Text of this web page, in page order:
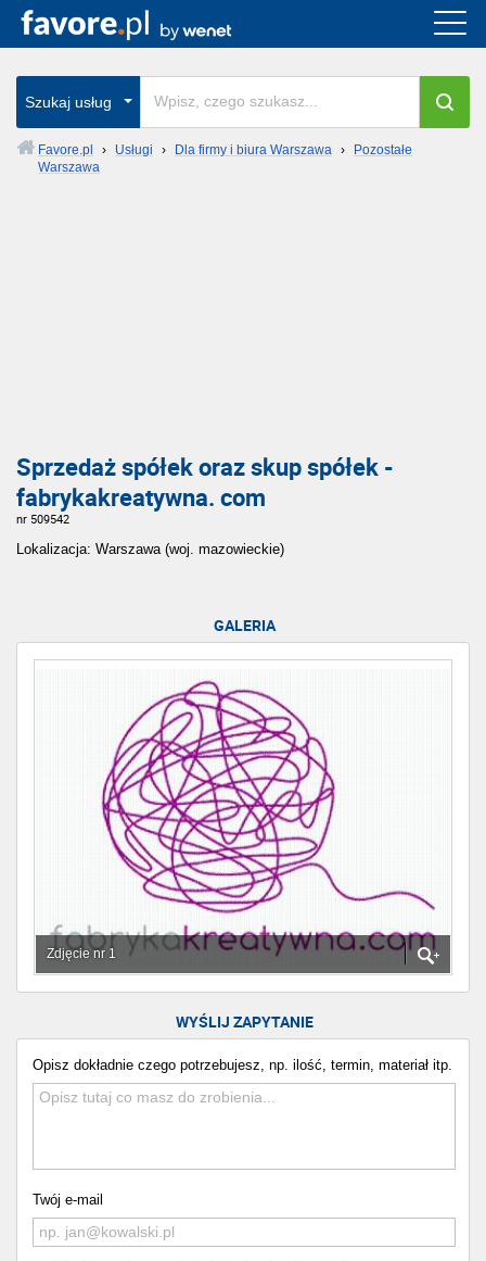
Szukaj usług
Favore.pl › Usługi › Dla firmy i biura Warszawa ›
Pozostałe
Warszawa
Sprzedaż spółek oraz skup spółek -
fabrykakreatywna. com
nr 509542
Lokalizacja: Warszawa (woj. mazowieckie)
GALERIA
Zdjęcie nr 1
WYŚLIJ ZAPYTANIE
Opisz dokładnie czego potrzebujesz, np. ilość, termin, materiał itp.
Twój e-mail